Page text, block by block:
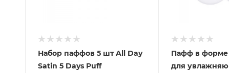
Набор паффов 5 шт All Day
Satin 5 Days Puff
Пафф в форме
для